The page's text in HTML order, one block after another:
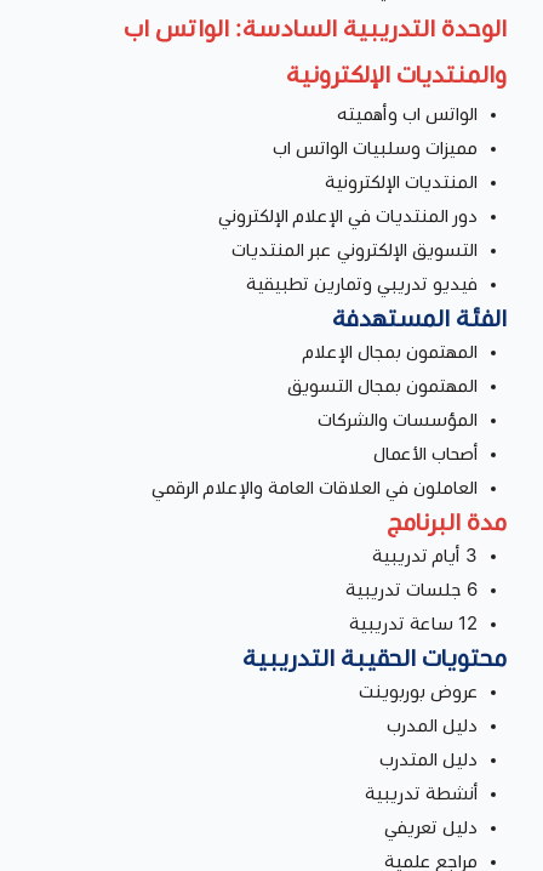
الوحدة التدريبية السادسة: الواتس اب
والمنتديات الإلكترونية
الواتس اب وأهميته
مميزات وسلبيات الواتس اب
المنتديات الإلكترونية
دور المنتديات في الإعلام الإلكتروني
التسويق الإلكتروني عبر المنتديات
فيديو تدريبي وتمارين تطبيقية
الفئة المستهدفة
المهتمون بمجال الإعلام
المهتمون بمجال التسويق
المؤسسات والشركات
أصحاب الأعمال
العاملون في العلاقات العامة والإعلام الرقمي
مدة البرنامج
3 أيام تدريبية
6 جلسات تدريبية
12 ساعة تدريبية
محتويات الحقيبة التدريبية
عروض بوربوينت
دليل المدرب
دليل المتدرب
أنشطة تدريبية
دليل تعريفي
مراجع علمية